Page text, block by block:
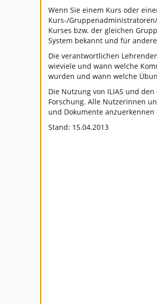
Wenn Sie einem Kurs oder
Kurs-/
Kurses bzw. der gleichen
System bekannt und für
Die verantwortlichen
wieviele und wann welche
wurden und wann welche
Die Nutzung von ILIAS und
Forschung. Alle Nutzerinnen
und Dokumente
Stand: 15.04.2013